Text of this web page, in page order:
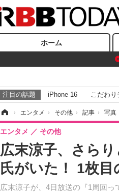
ホーム
注目の話題 iPhone 16 こだわり
› エンタメ › その他 › 記事 › 写真
広末涼子、さら
氏がいた！ 1枚目
広末涼子が、4日放送の『1周回っ
エンタメ その他